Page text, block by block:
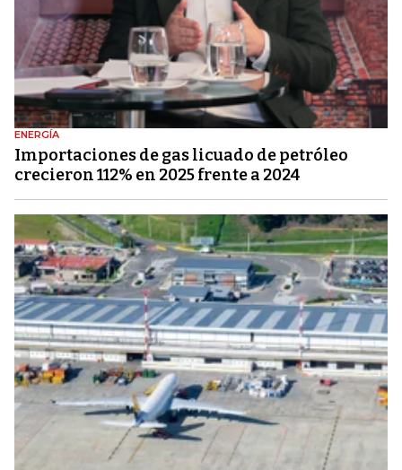
ENERGÍA
Importaciones de gas licuado de petróleo
crecieron 112% en 2025 frente a 2024